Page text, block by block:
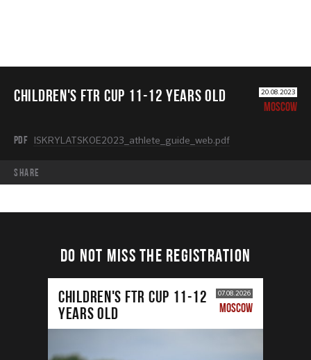
CHILDREN'S FTR CUP 11-12 years old 20.08.2023
MOSCOW
PDF ISKRYLATSKOE2023_athlete_guide_web.pdf
share
DO NOT MISS THE REGISTRATION
CHILDREN'S FTR CUP 11-12
years old
07.08.2026
MOSCOW